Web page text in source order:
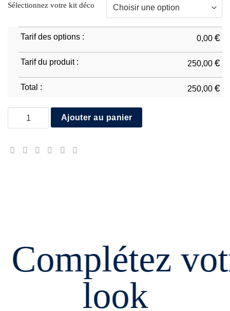
Sélectionnez votre kit déco
Tarif des options : 0,00 €
Tarif du produit : 250,00 €
Total : 250,00 €
quantité de Aprilia RSV4 1100 2021/24
Ajouter au panier
Complétez
look